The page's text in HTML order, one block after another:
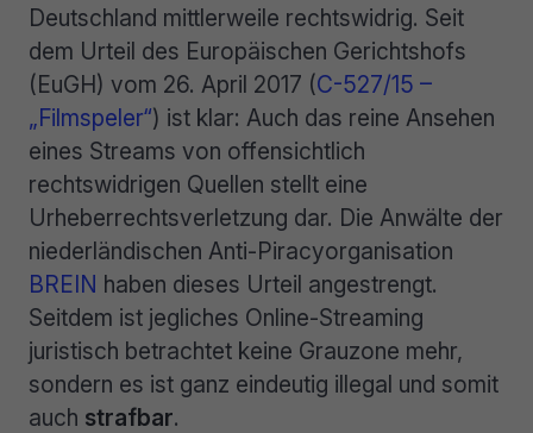
Deutschland mittlerweile rechtswidrig. Seit
dem Urteil des Europäischen Gerichtshofs
(EuGH) vom 26. April 2017 (C-527/15 –
„Filmspeler“) ist klar: Auch das reine Ansehen
eines Streams von offensichtlich
rechtswidrigen Quellen stellt eine
Urheberrechtsverletzung dar. Die Anwälte der
niederländischen Anti-Piracyorganisation
BREIN haben dieses Urteil angestrengt.
Seitdem ist jegliches Online-Streaming
juristisch betrachtet keine Grauzone mehr,
sondern es ist ganz eindeutig illegal und somit
auch strafbar.